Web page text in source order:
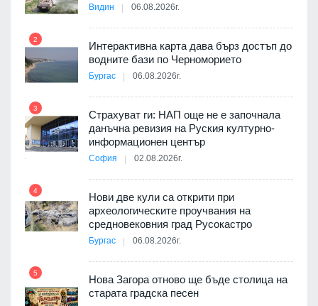
Видин 06.08.2026г.
2
Интерактивна карта дава бърз достъп до
водните бази по Черноморието
Бургас 06.08.2026г.
3
Страхуват ги: НАП още не е започнала
данъчна ревизия на Руския културно-
информационен център
София 02.08.2026г.
4
Нови две кули са открити при
археологическите проучвания на
средновековния град Русокастро
Бургас 06.08.2026г.
5
Нова Загора отново ще бъде столица на
старата градска песен